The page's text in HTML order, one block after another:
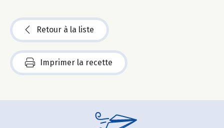
Retour à la liste
Imprimer la recette